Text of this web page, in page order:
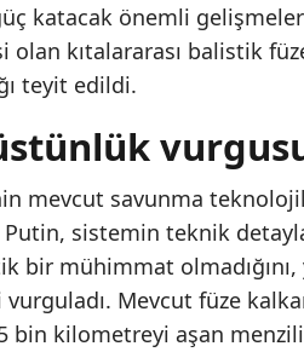
katacak önemli
kıtalararası balistik
teyit edildi.
mevcut savunma
sistemin teknik
bir mühimmat
Mevcut füze
bin kilometreyi aşan